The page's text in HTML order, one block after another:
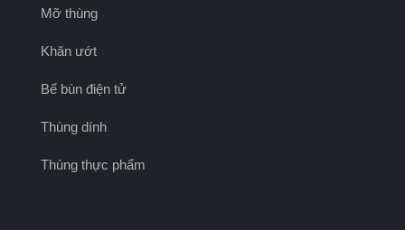
Mỡ thùng
Khăn ướt
Bể bùn điện tử
Thùng dính
Thùng thực phẩm